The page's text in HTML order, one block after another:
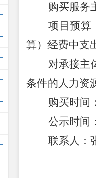
购买服务
项目预算
算） 经费中支
对承接主
条件的人力资
购买时间
公示时间
联系人：